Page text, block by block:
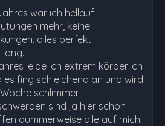
war ich hellauf
mehr, keine
alles perfekt.
lang.
leide ich extrem körperlich
es fing schleichend an und wird
schlimmer
sind ja hier schon
dummerweise alle auf mich